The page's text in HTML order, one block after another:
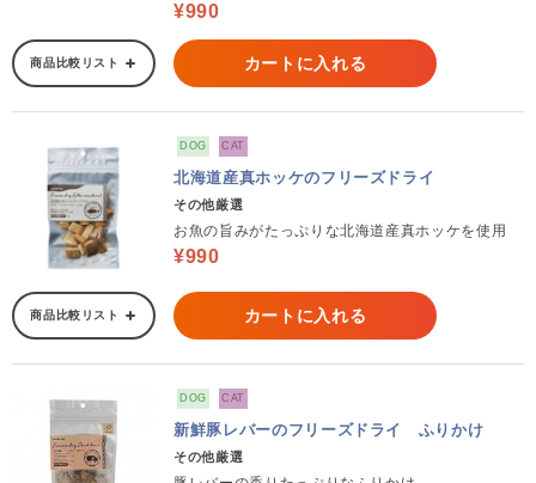
¥990
商品比較リスト カートに入れる
DOG CAT
北海道産真ホッケのフリーズドライ
その他厳選
お魚の旨みがたっぷりな北海道産真ホッケを使用
¥990
商品比較リスト カートに入れる
DOG CAT
新鮮豚レバーのフリーズドライ ふりかけ
その他厳選